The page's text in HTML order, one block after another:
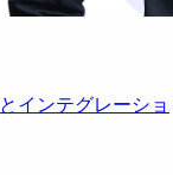
インテグレーショ